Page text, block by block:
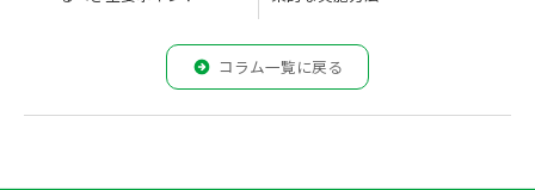
コラム一覧に戻る